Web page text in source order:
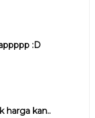
:D
harga kan..